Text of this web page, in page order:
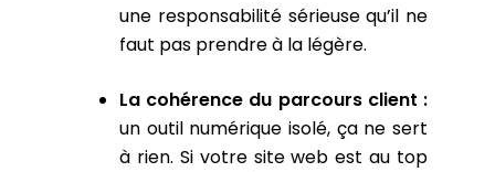
une responsabilité sérieuse qu’il ne
faut pas prendre à la légère.
La cohérence du parcours client :
un outil numérique isolé, ça ne sert
à rien. Si votre site web est au top